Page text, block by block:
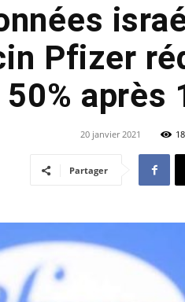
Café
Pfizer
50% après
20 janvier 2021
Partager